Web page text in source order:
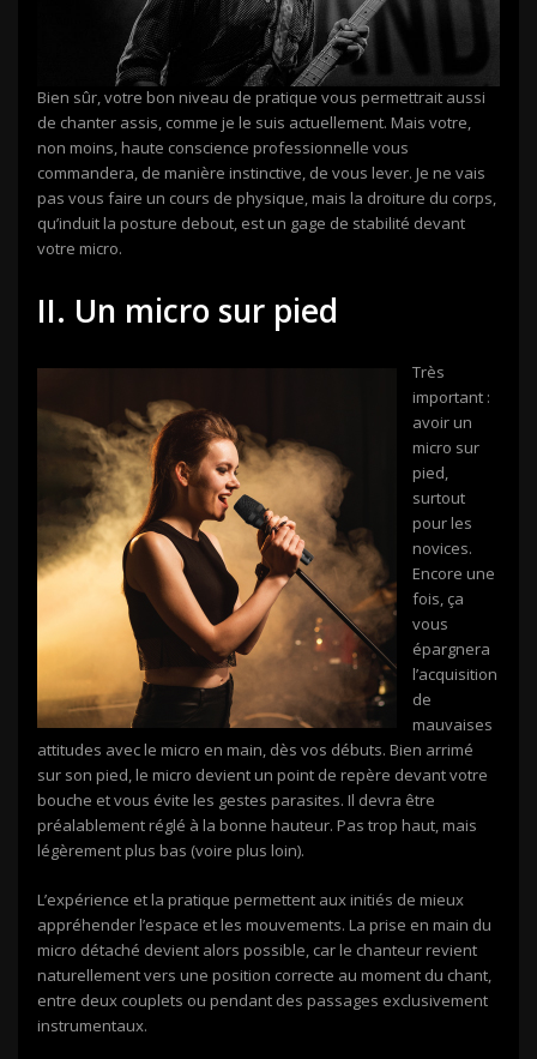
Bien sûr, votre bon niveau de pratique vous permettrait aussi
de chanter assis, comme je le suis actuellement. Mais votre,
non moins, haute conscience professionnelle vous
commandera, de manière instinctive, de vous lever. Je ne vais
pas vous faire un cours de physique, mais la droiture du corps,
qu’induit la posture debout, est un gage de stabilité devant
votre micro.
II. Un micro sur pied
Très
important :
avoir un
micro sur
pied,
surtout
pour les
novices.
Encore une
fois, ça
vous
épargnera
l’acquisition
de
mauvaises
attitudes avec le micro en main, dès vos débuts. Bien arrimé
sur son pied, le micro devient un point de repère devant votre
bouche et vous évite les gestes parasites. Il devra être
préalablement réglé à la bonne hauteur. Pas trop haut, mais
légèrement plus bas (voire plus loin).
L’expérience et la pratique permettent aux initiés de mieux
appréhender l’espace et les mouvements. La prise en main du
micro détaché devient alors possible, car le chanteur revient
naturellement vers une position correcte au moment du chant,
entre deux couplets ou pendant des passages exclusivement
instrumentaux.